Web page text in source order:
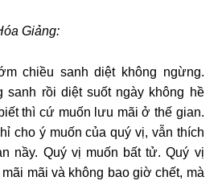
Giảng:
chiều sanh diệt không ngừng.
sanh rồi diệt suốt ngày không hề
thì cứ muốn lưu mãi ở thế gian.
cho ý muốn của quý vị, vẫn thích
nầy. Quý vị muốn bất tử. Quý vị
mãi và không bao giờ chết, mà